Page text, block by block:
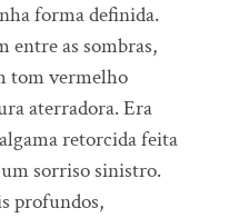
forma definida.
entre as sombras,
tom vermelho
aterradora. Era
retorcida feita
um sorriso sinistro.
profundos,